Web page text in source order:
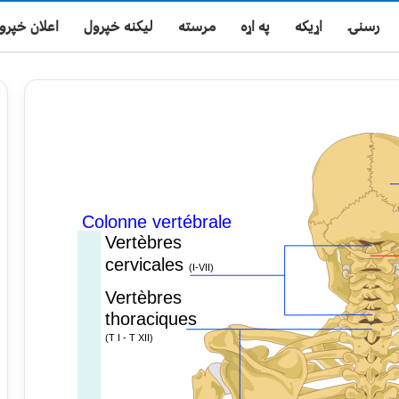
رسنۍ اړیکه په اړه مرسته لیکنه خپرول اعلان